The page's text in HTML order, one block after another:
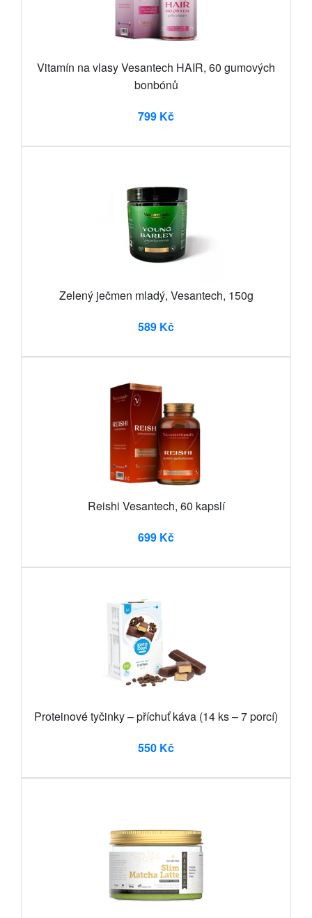
Vitamín na vlasy Vesantech HAIR, 60 gumových
bonbónů
799 Kč
Zelený ječmen mladý, Vesantech, 150g
589 Kč
Reishi Vesantech, 60 kapslí
699 Kč
Proteinové tyčinky – příchuť káva (14 ks – 7 porcí)
550 Kč